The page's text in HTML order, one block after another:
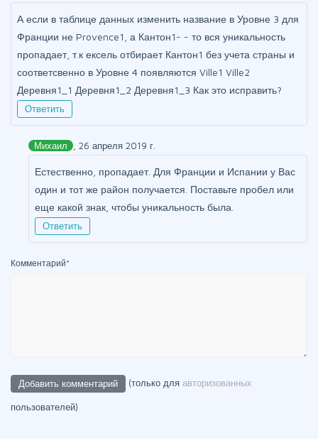
А если в таблице данных изменить название в Уровне 3 для
Франции не Provence1, а Кантон1- - то вся уникальность
пропадает, т.к ексель отбирает Кантон1 без учета страны и
соответсвенно в Уровне 4 появляются Ville1 Ville2
Деревня1_1 Деревня1_2 Деревня1_3 Как это исправить?
Ответить
Михаил , 26 апреля 2019 г.
Естественно, пропадает. Для Франции и Испании у Вас
один и тот же район получается. Поставьте пробел или
еще какой знак, чтобы уникальность была.
Ответить
Комментарий*
(только для авторизованных
пользователей)